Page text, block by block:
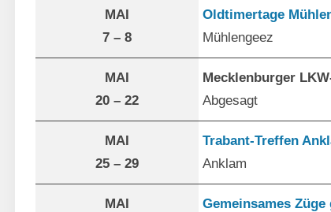
MAI
7 – 8
Oldtimertage
Mühlengeez
MAI
20 – 22
Mecklenburger
Abgesagt
MAI
25 – 29
Trabant-Treffen
Anklam
MAI
Gemeinsames Züge